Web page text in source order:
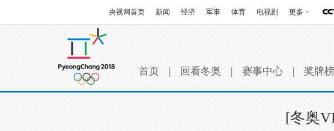
央视网首页 新闻 经济 军事 体育 电视剧 更多
首页 | 回看冬奥 | 赛事中心 | 奖牌榜
[冬奥